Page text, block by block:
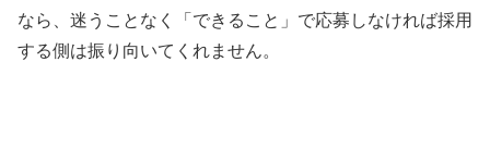
なら、迷うことなく「できること」で応募しなければ採用
する側は振り向いてくれません。